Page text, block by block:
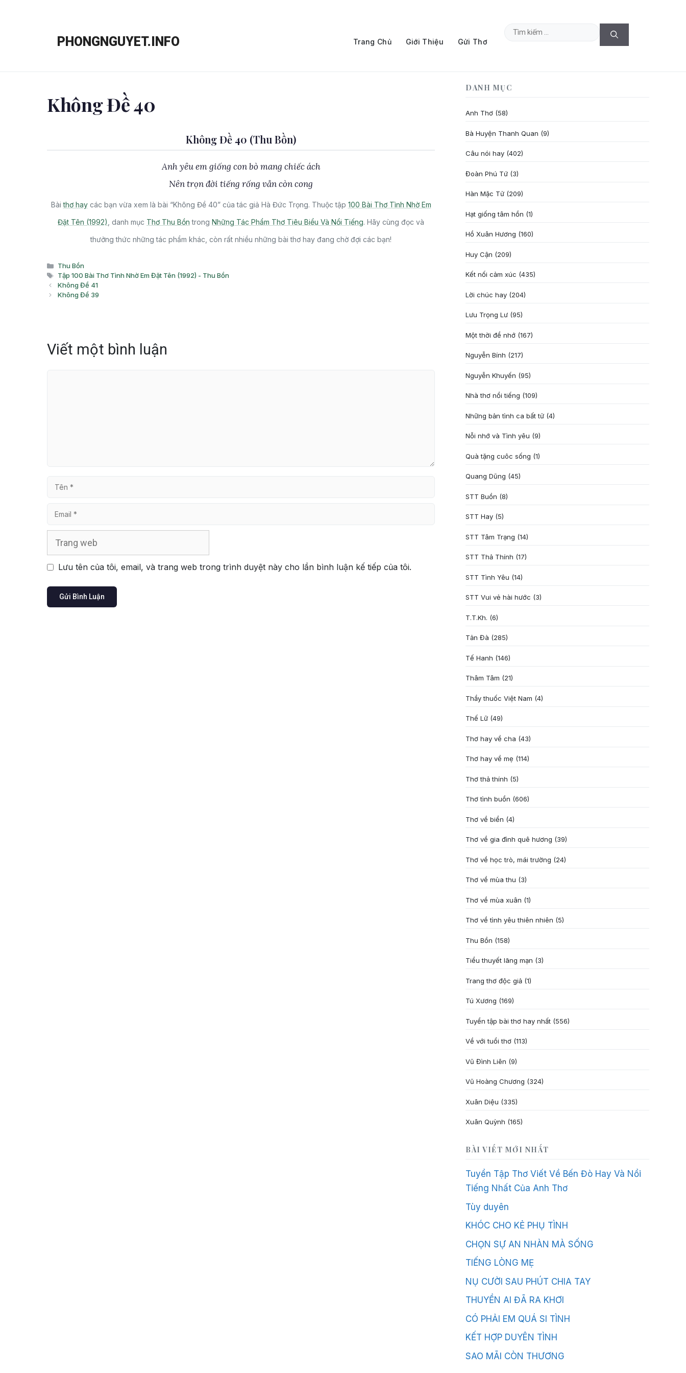
PHONGNGUYET.INFO Trang Chủ Giới Thiệu Gửi Thơ
Tìm
Không Đề 40
Không Đề 40 (Thu Bồn)
Anh yêu em giống con bò mang chiếc ách
Nên trọn đời tiếng rống vẫn còn cong
Bàithơ haycác bạn vừa xem là bài “Không Đề 40” của tác giả Hà Đức Trọng. Thuộc tập 100 Bài Thơ Tình Nhờ Em
Đặt Tên (1992) , danh mục Thơ Thu Bồn trong Những Tác Phẩm Thơ Tiêu Biểu Và Nổi Tiếng. Hãy cùng đọc và
thưởng thức những tác phẩm khác, còn rất nhiều những bài thơ hay đang chờ đợi các bạn!
Danh
mục
Thu Bồn
Thẻ
Tập 100 Bài Thơ Tình Nhờ Em Đặt Tên (1992) - Thu Bồn
Không Đề 41
Không Đề 39
Viết một bình luận
Tên
Email
Lưu tên của tôi, email, và trang web trong trình duyệt này cho lần bình luận kế tiếp của tôi.
DANH MỤC
Anh Thơ (58)
Bà Huyện Thanh Quan (9)
Câu nói hay (402)
Đoàn Phú Tứ (3)
Hàn Mặc Tử (209)
Hạt giống tâm hồn (1)
Hồ Xuân Hương (160)
Huy Cận (209)
Kết nối cảm xúc (435)
Lời chúc hay (204)
Lưu Trọng Lư (95)
Một thời để nhớ (167)
Nguyễn Bính (217)
Nguyễn Khuyến (95)
Nhà thơ nổi tiếng (109)
Những bản tình ca bất tử (4)
Nỗi nhớ và Tình yêu (9)
Quà tặng cuôc sống (1)
Quang Dũng (45)
STT Buồn (8)
STT Hay (5)
STT Tâm Trạng (14)
STT Thả Thính (17)
STT Tình Yêu (14)
STT Vui vẻ hài hước (3)
T.T.Kh. (6)
Tản Đà (285)
Tế Hanh (146)
Thâm Tâm (21)
Thầy thuốc Việt Nam (4)
Thế Lữ (49)
Thơ hay về cha (43)
Thơ hay về mẹ (114)
Thơ thả thính (5)
Thơ tình buồn (606)
Thơ về biển (4)
Thơ về gia đình quê hương (39)
Thơ về học trò, mái trường (24)
Thơ về mùa thu (3)
Thơ về mùa xuân (1)
Thơ về tình yêu thiên nhiên (5)
Thu Bồn (158)
Tiểu thuyết lãng mạn (3)
Trang thơ độc giả (1)
Tú Xương (169)
Tuyển tập bài thơ hay nhất (556)
Về với tuổi thơ (113)
Vũ Đình Liên (9)
Vũ Hoàng Chương (324)
Xuân Diệu (335)
Xuân Quỳnh (165)
BÀI VIẾT MỚI NHẤT
Tuyển Tập Thơ Viết Về Bến Đò Hay Và Nổi
Tiếng Nhất Của Anh Thơ
Tùy duyên
KHÓC CHO KẺ PHỤ TÌNH
CHỌN SỰ AN NHÀN MÀ SỐNG
TIẾNG LÒNG MẸ
NỤ CƯỜI SAU PHÚT CHIA TAY
THUYỀN AI ĐÃ RA KHƠI
CÓ PHẢI EM QUÁ SI TÌNH
KẾT HỢP DUYÊN TÌNH
SAO MÃI CÒN THƯƠNG